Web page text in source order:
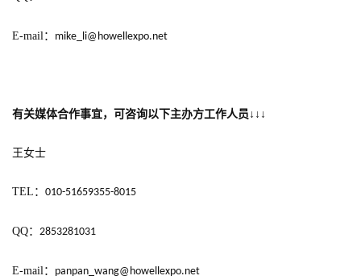
E-mail： mike_li@howellexpo.net
有关媒体合作事宜，可咨询以下主办方工作人员 ↓↓↓
王女士
TEL ： 010-51659355-8015
QQ： 2853281031
E-mail： panpan_wang@howellexpo.net